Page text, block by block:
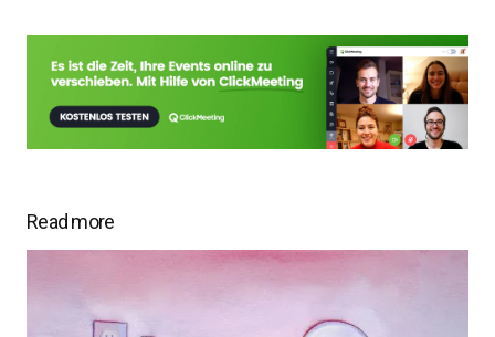
Read more